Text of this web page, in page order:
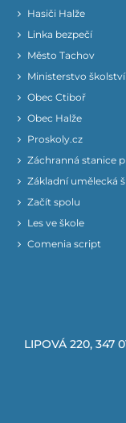
Hasiči Halže
Linka bezpečí
Město Tachov
Ministerstvo školství
Obec Ctiboř
Obec Halže
Proskoly.cz
Záchranná stanice
Základní umělecká
Začít spolu
Les ve škole
Comenia script
LIPOVÁ 220, 347